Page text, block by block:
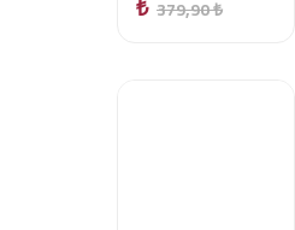
₺ 379,90 ₺